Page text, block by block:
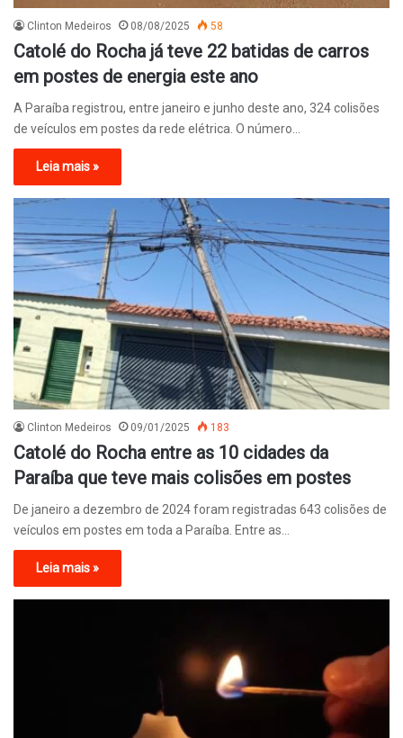
Clinton Medeiros 08/08/2025 58
Catolé do Rocha já teve 22 batidas de carros
em postes de energia este ano
A Paraíba registrou, entre janeiro e junho deste ano, 324 colisões
de veículos em postes da rede elétrica. O número…
Leia mais »
Clinton Medeiros 09/01/2025 183
Catolé do Rocha entre as 10 cidades da
Paraíba que teve mais colisões em postes
De janeiro a dezembro de 2024 foram registradas 643 colisões de
veículos em postes em toda a Paraíba. Entre as…
Leia mais »